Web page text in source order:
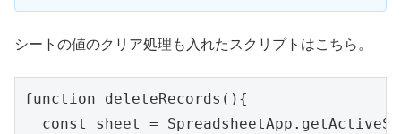
シートの値のクリア処理も入れたスクリプトはこちら。
function deleteRecords(){
const sheet =